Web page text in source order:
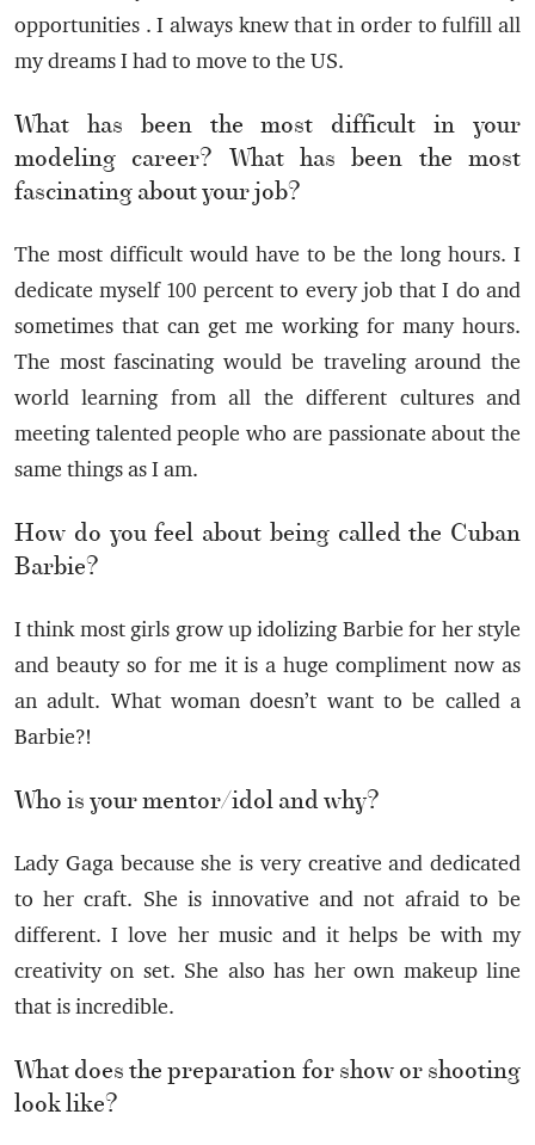
opportunities . I always knew that in order to fulfill all
my dreams I had to move to the US.
What has been the most difficult in your
modeling career? What has been the most
fascinating about your job?
The most difficult would have to be the long hours. I
dedicate myself 100 percent to every job that I do and
sometimes that can get me working for many hours.
The most fascinating would be traveling around the
world learning from all the different cultures and
meeting talented people who are passionate about the
same things as I am.
How do you feel about being called the Cuban
Barbie?
I think most girls grow up idolizing Barbie for her style
and beauty so for me it is a huge compliment now as
an adult. What woman doesn’t want to be called a
Barbie?!
Who is your mentor/idol and why?
Lady Gaga because she is very creative and dedicated
to her craft. She is innovative and not afraid to be
different. I love her music and it helps be with my
creativity on set. She also has her own makeup line
that is incredible.
What does the preparation for show or shooting
look like?